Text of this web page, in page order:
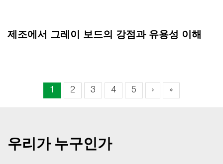
제조에서 그레이 보드의 강점과 유용성 이해
1 2 3 4 5 › »
우리가 누구인가